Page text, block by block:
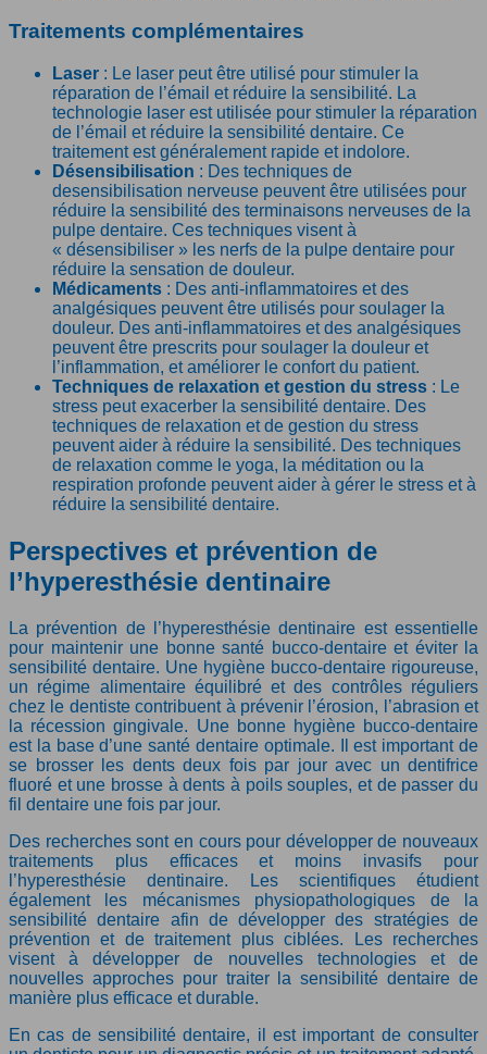
Traitements complémentaires
Laser : Le laser peut être utilisé pour stimuler la
réparation de l’émail et réduire la sensibilité. La
technologie laser est utilisée pour stimuler la réparation
de l’émail et réduire la sensibilité dentaire. Ce
traitement est généralement rapide et indolore.
Désensibilisation : Des techniques de
desensibilisation nerveuse peuvent être utilisées pour
réduire la sensibilité des terminaisons nerveuses de la
pulpe dentaire. Ces techniques visent à
« désensibiliser » les nerfs de la pulpe dentaire pour
réduire la sensation de douleur.
Médicaments : Des anti-inflammatoires et des
analgésiques peuvent être utilisés pour soulager la
douleur. Des anti-inflammatoires et des analgésiques
peuvent être prescrits pour soulager la douleur et
l’inflammation, et améliorer le confort du patient.
Techniques de relaxation et gestion du stress : Le
stress peut exacerber la sensibilité dentaire. Des
techniques de relaxation et de gestion du stress
peuvent aider à réduire la sensibilité. Des techniques
de relaxation comme le yoga, la méditation ou la
respiration profonde peuvent aider à gérer le stress et à
réduire la sensibilité dentaire.
Perspectives et prévention de
l’hyperesthésie dentinaire
La prévention de l’hyperesthésie dentinaire est essentielle
pour maintenir une bonne santé bucco-dentaire et éviter la
sensibilité dentaire. Une hygiène bucco-dentaire rigoureuse,
un régime alimentaire équilibré et des contrôles réguliers
chez le dentiste contribuent à prévenir l’érosion, l’abrasion et
la récession gingivale. Une bonne hygiène bucco-dentaire
est la base d’une santé dentaire optimale. Il est important de
se brosser les dents deux fois par jour avec un dentifrice
fluoré et une brosse à dents à poils souples, et de passer du
fil dentaire une fois par jour.
Des recherches sont en cours pour développer de nouveaux
traitements plus efficaces et moins invasifs pour
l’hyperesthésie dentinaire. Les scientifiques étudient
également les mécanismes physiopathologiques de la
sensibilité dentaire afin de développer des stratégies de
prévention et de traitement plus ciblées. Les recherches
visent à développer de nouvelles technologies et de
nouvelles approches pour traiter la sensibilité dentaire de
manière plus efficace et durable.
En cas de sensibilité dentaire, il est important de consulter